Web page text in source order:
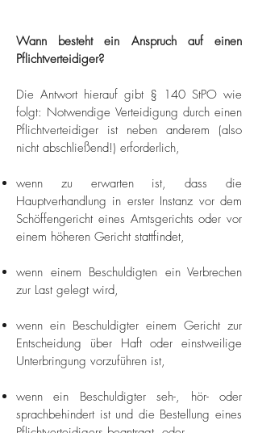
Wann besteht ein Anspruch auf einen
Pflichtverteidiger?
Die Antwort hierauf gibt § 140 StPO wie
folgt: Notwendige Verteidigung durch einen
Pflichtverteidiger ist neben anderem (also
nicht abschließend!) erforderlich,
wenn zu erwarten ist, dass die
Hauptverhandlung in erster Instanz vor dem
Schöffengericht eines Amtsgerichts oder vor
einem höheren Gericht stattfindet,
wenn einem Beschuldigten ein Verbrechen
zur Last gelegt wird,
wenn ein Beschuldigter einem Gericht zur
Entscheidung über Haft oder einstweilige
Unterbringung vorzuführen ist,
wenn ein Beschuldigter seh-, hör- oder
sprachbehindert ist und die Bestellung eines